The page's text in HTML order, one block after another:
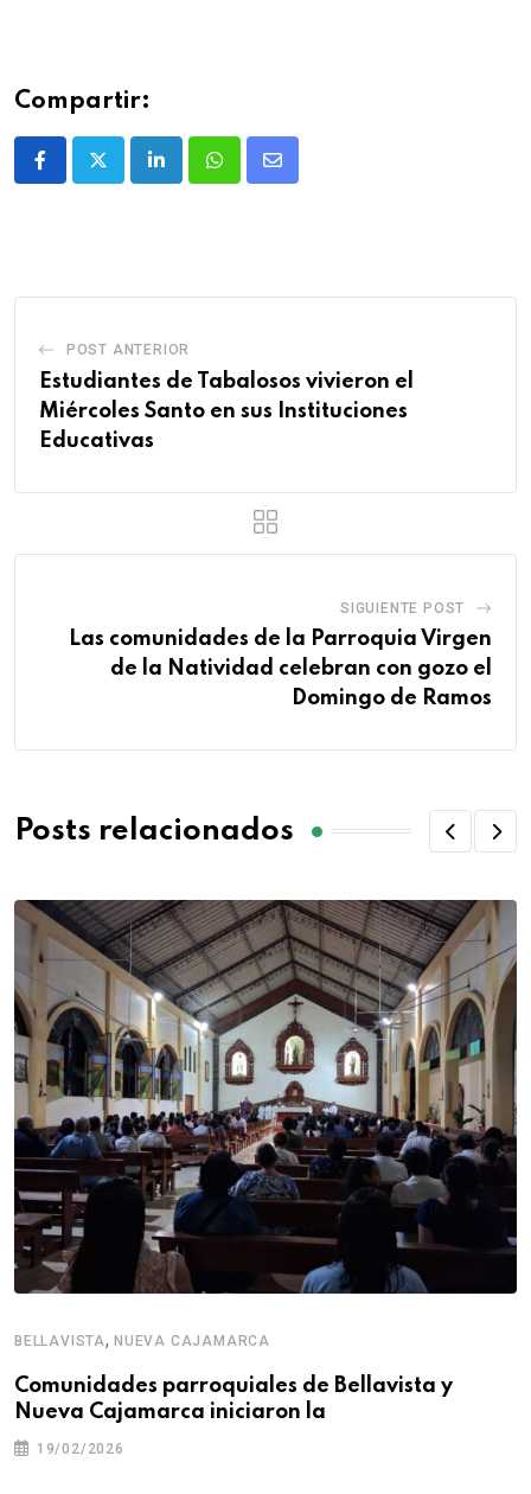
Compartir:
POST ANTERIOR
Estudiantes de Tabalosos vivieron el
Miércoles Santo en sus Instituciones
Educativas
SIGUIENTE POST
Las comunidades de la Parroquia Virgen
de la Natividad celebran con gozo el
Domingo de Ramos
Posts relacionados
BELLAVISTA, NUEVA CAJAMARCA
Comunidades parroquiales de Bellavista y
Nueva Cajamarca iniciaron la
19/02/2026